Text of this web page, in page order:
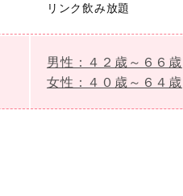
リンク飲み放題
男性：４２歳～６６歳
女性：４０歳～６４歳